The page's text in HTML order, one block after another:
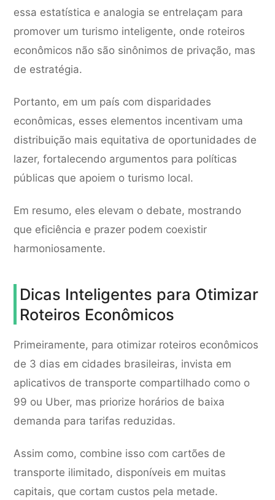
essa estatística e analogia se entrelaçam para
promover um turismo inteligente, onde roteiros
econômicos não são sinônimos de privação, mas
de estratégia.
Portanto, em um país com disparidades
econômicas, esses elementos incentivam uma
distribuição mais equitativa de oportunidades de
lazer, fortalecendo argumentos para políticas
públicas que apoiem o turismo local.
Em resumo, eles elevam o debate, mostrando
que eficiência e prazer podem coexistir
harmoniosamente.
Dicas Inteligentes para Otimizar
Roteiros Econômicos
Primeiramente, para otimizar roteiros econômicos
de 3 dias em cidades brasileiras, invista em
aplicativos de transporte compartilhado como o
99 ou Uber, mas priorize horários de baixa
demanda para tarifas reduzidas.
Assim como, combine isso com cartões de
transporte ilimitado, disponíveis em muitas
capitais, que cortam custos pela metade.